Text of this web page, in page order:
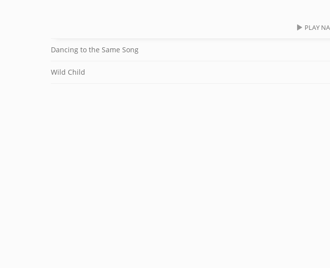
PLAY
Dancing to the Same Song
Wild Child